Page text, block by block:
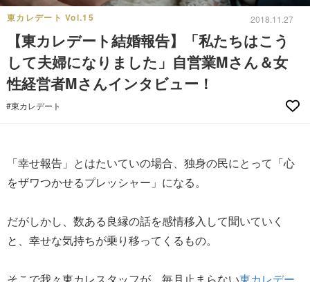
東カレデート Vol.15 2018.11.27
【東カレデート結婚報告】「私たちはこう
して夫婦になりました」自営業Mさん＆女
性経営者Mさんインタビュー！
#東カレデート
「幸せ報告」とはたいていの場合、独身の民にとって「心
をザワつかせるプレッシャー」になる。
だがしかし、数ある良縁の話を感情移入して聞いていく
と、幸せな気持ちが乗り移ってくるもの。
そこで我々東カレスタッフが、毎月止まらない東カレデー